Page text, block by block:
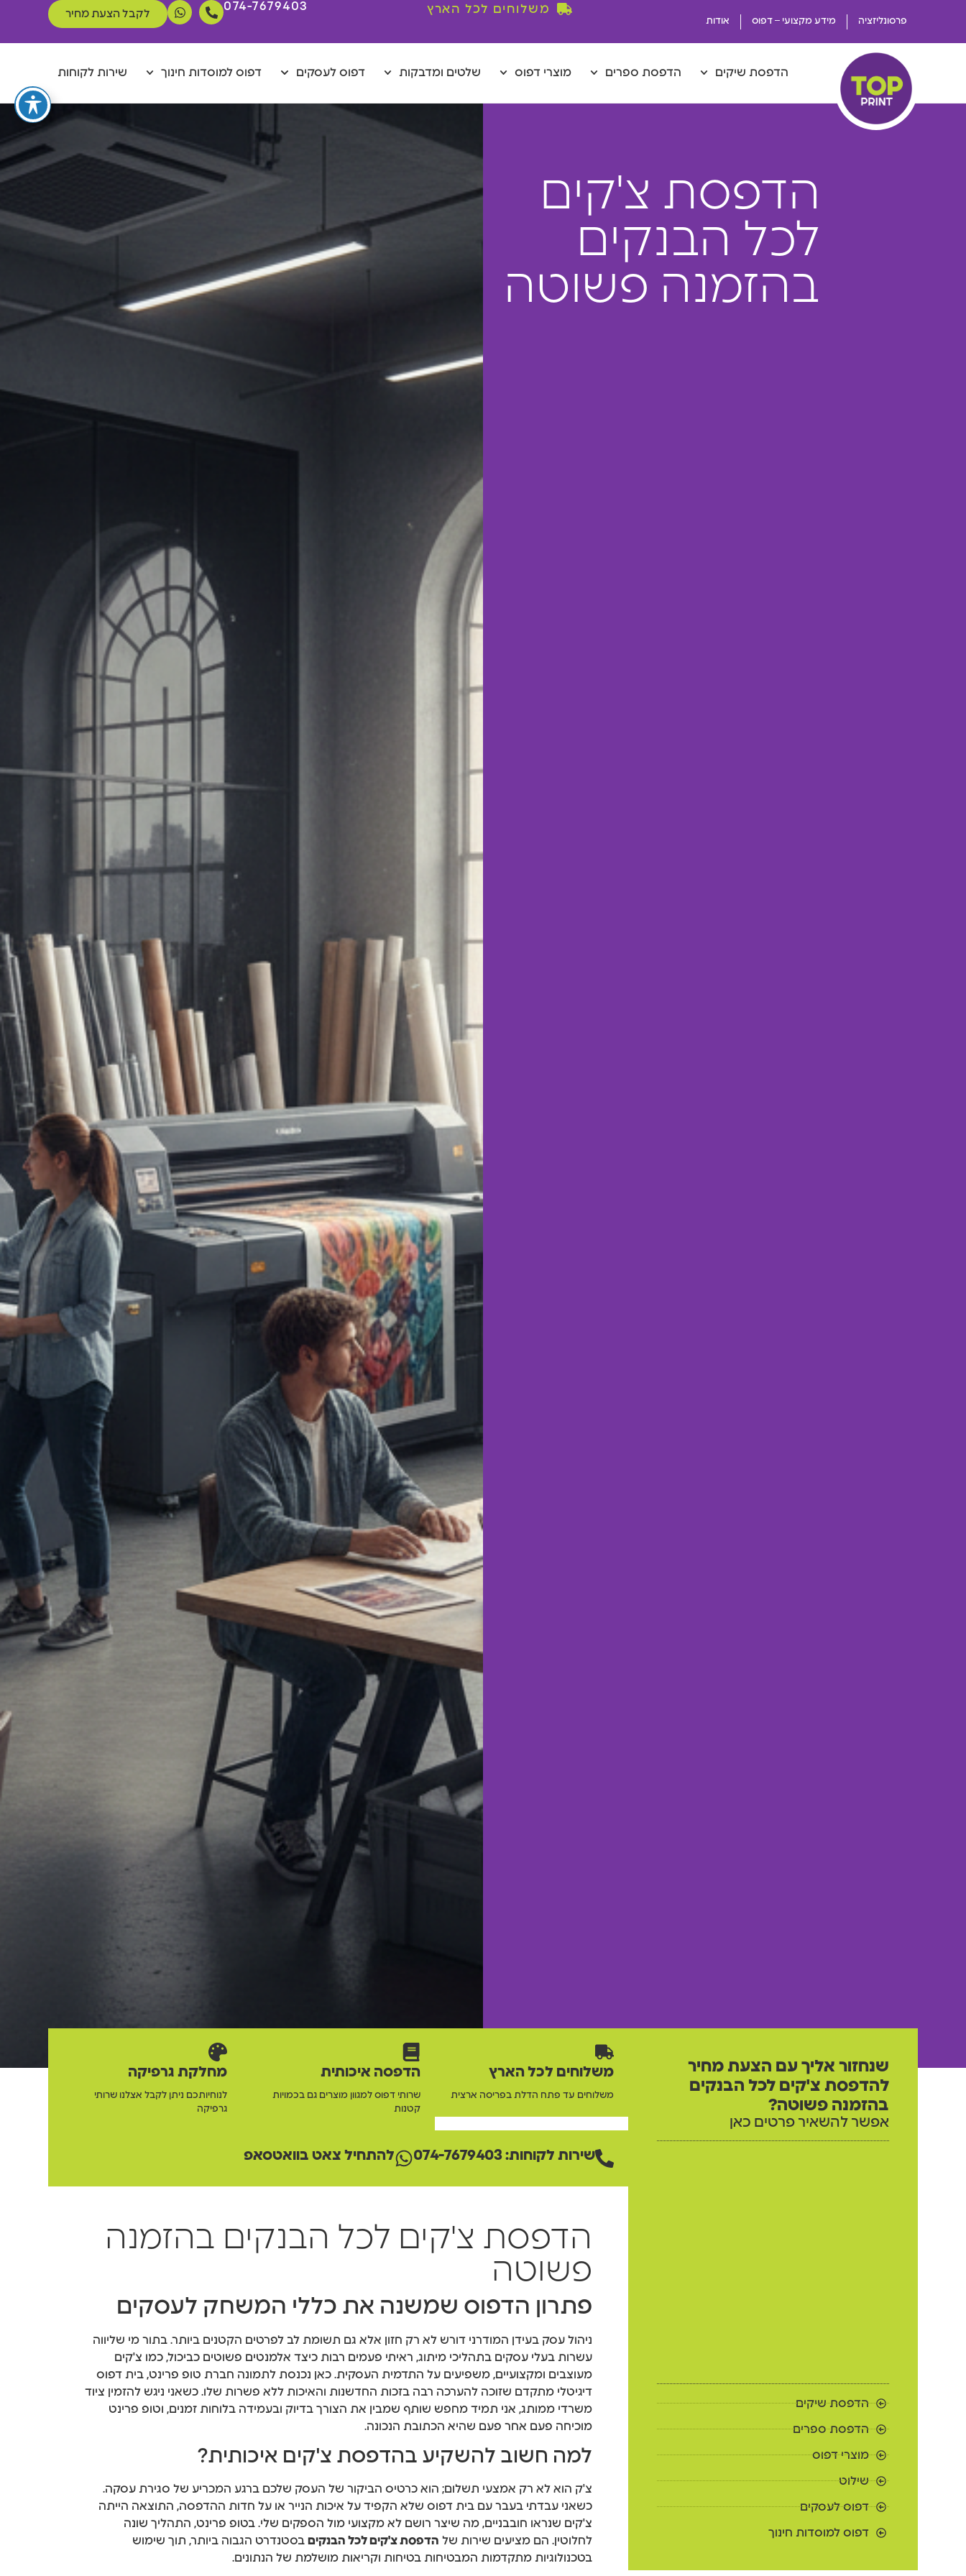
פרסונליזציה מידע מקצועי – דפוס אודות
משלוחים לכל הארץ 074-7679403
לקבל הצעת מחיר
הדפסת שיקים הדפסת ספרים מוצרי דפוס שלטים ומדבקות דפוס לעסקים דפוס למוסדות חינוך שירות לקוחות
הדפסת צ'קים
לכל הבנקים
בהזמנה פשוטה
שנחזור אליך עם הצעת מחיר
להדפסת צ'קים לכל הבנקים
בהזמנה פשוטה?
אפשר להשאיר פרטים כאן
הדפסת שיקים
הדפסת ספרים
מוצרי דפוס
שילוט
דפוס לעסקים
דפוס למוסדות חינוך
משלוחים לכל הארץ
משלוחים עד פתח הדלת בפריסה ארצית
הדפסה איכותית
שרותי דפוס למגוון מוצרים גם בכמויות
קטנות
מחלקת גרפיקה
לנוחיותכם ניתן לקבל אצלנו שרותי
גרפיקה
שירות לקוחות: 074-7679403 להתחיל צאט בוואטסאפ
הדפסת צ'קים לכל הבנקים בהזמנה
פשוטה
פתרון הדפוס שמשנה את כללי המשחק לעסקים
ניהול עסק בעידן המודרני דורש לא רק חזון אלא גם תשומת לב לפרטים הקטנים ביותר. בתור מי שליווה
עשרות בעלי עסקים בתהליכי מיתוג, ראיתי פעמים רבות כיצד אלמנטים פשוטים כביכול, כמו צ'קים
מעוצבים ומקצועיים, משפיעים על התדמית העסקית. כאן נכנסת לתמונה חברת טופ פרינט, בית דפוס
דיגיטלי מתקדם שזוכה להערכה רבה בזכות החדשנות והאיכות ללא פשרות שלו. כשאני ניגש להזמין ציוד
משרדי ממותג, אני תמיד מחפש שותף שמבין את הצורך בדיוק ובעמידה בלוחות זמנים, וטופ פרינט
מוכיחה פעם אחר פעם שהיא הכתובת הנכונה.
למה חשוב להשקיע בהדפסת צ'קים איכותית?
צ'ק הוא לא רק אמצעי תשלום; הוא כרטיס הביקור של העסק שלכם ברגע המכריע של סגירת עסקה.
כשאני עבדתי בעבר עם בית דפוס שלא הקפיד על איכות הנייר או על חדות ההדפסה, התוצאה הייתה
צ'קים שנראו חובבניים, מה שיצר רושם לא מקצועי מול הספקים שלי. בטופ פרינט, התהליך שונה
לחלוטין. הם מציעים שירות של הדפסת צ'קים לכל הבנקים בסטנדרט הגבוה ביותר, תוך שימוש
בטכנולוגיות מתקדמות המבטיחות בטיחות וקריאות מושלמת של הנתונים.